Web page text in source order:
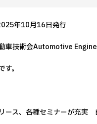
2025年10月16日発行 ━
車技術会Automotive
。
ース、各種セミナーが充実